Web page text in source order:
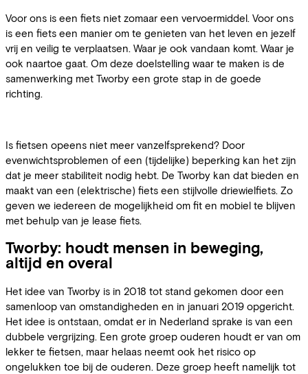
Voor ons is een fiets niet zomaar een vervoermiddel. Voor ons
is een fiets een manier om te genieten van het leven en jezelf
vrij en veilig te verplaatsen. Waar je ook vandaan komt. Waar je
ook naartoe gaat. Om deze doelstelling waar te maken is de
samenwerking met Tworby een grote stap in de goede
richting.
Is fietsen opeens niet meer vanzelfsprekend? Door
evenwichtsproblemen of een (tijdelijke) beperking kan het zijn
dat je meer stabiliteit nodig hebt. De Tworby kan dat bieden en
maakt van een (elektrische) fiets een stijlvolle driewielfiets. Zo
geven we iedereen de mogelijkheid om fit en mobiel te blijven
met behulp van je lease fiets.
Tworby: houdt mensen in beweging,
altijd en overal
Het idee van Tworby is in 2018 tot stand gekomen door een
samenloop van omstandigheden en in januari 2019 opgericht.
Het idee is ontstaan, omdat er in Nederland sprake is van een
dubbele vergrijzing. Een grote groep ouderen houdt er van om
lekker te fietsen, maar helaas neemt ook het risico op
ongelukken toe bij de ouderen. Deze groep heeft namelijk tot